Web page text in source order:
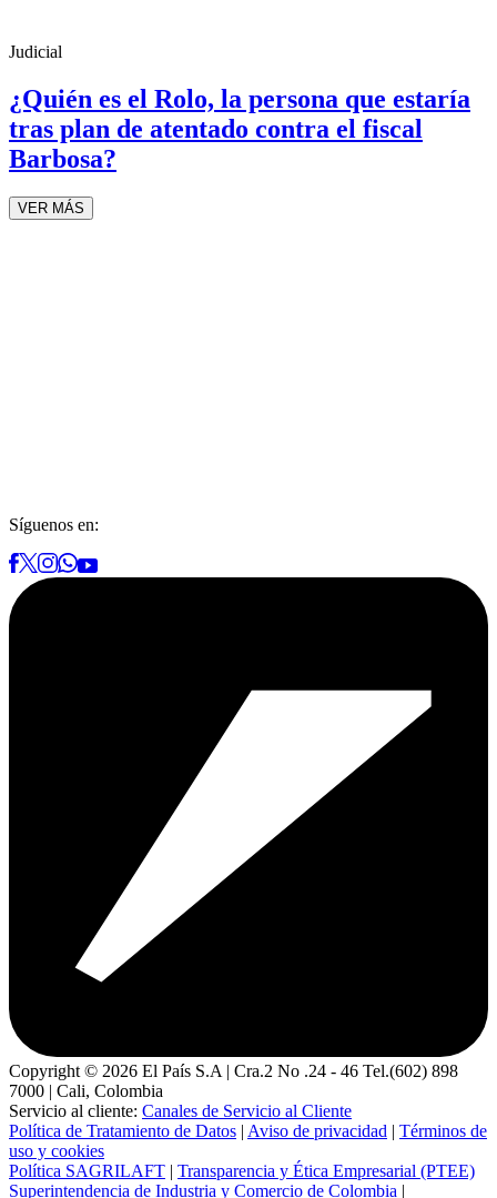
Judicial
¿Quién es el Rolo, la persona que estaría
tras plan de atentado contra el fiscal
Barbosa?
VER MÁS
Síguenos en:
Copyright © 2026 El País S.A | Cra.2 No .24 - 46 Tel.(602) 898
7000 | Cali, Colombia
Servicio al cliente: Canales de Servicio al Cliente
Política de Tratamiento de Datos | Aviso de privacidad | Términos de
uso y cookies
Política SAGRILAFT | Transparencia y Ética Empresarial (PTEE)
Superintendencia de Industria y Comercio de Colombia |